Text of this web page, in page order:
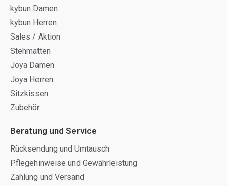
kybun Damen
kybun Herren
Sales / Aktion
Stehmatten
Joya Damen
Joya Herren
Sitzkissen
Zubehör
Beratung und Service
Rücksendung und Umtausch
Pflegehinweise und Gewährleistung
Zahlung und Versand